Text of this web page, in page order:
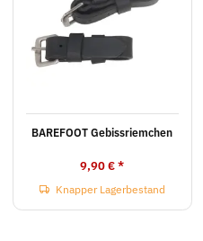
BAREFOOT Gebissriemchen
9,90 €*
Knapper Lagerbestand